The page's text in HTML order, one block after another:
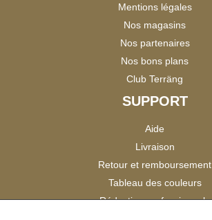
Mentions légales
Nos magasins
Nos partenaires
Nos bons plans
Club Terräng
SUPPORT
Aide
Livraison
Retour et remboursement
Tableau des couleurs
Réduction professionnels